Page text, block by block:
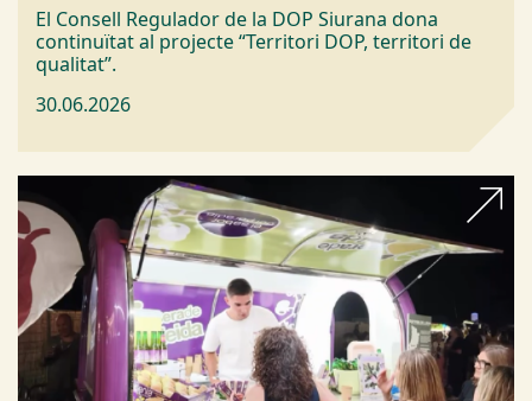
El Consell Regulador de la DOP Siurana dona
continuïtat al projecte “Territori DOP, territori de
qualitat”.
30.06.2026